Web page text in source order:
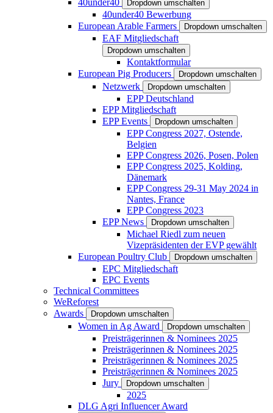
40under40
Dropdown umschalten
40under40 Bewerbung
European Arable Farmers
Dropdown umschalten
EAF Mitgliedschaft
Dropdown umschalten
Kontaktformular
European Pig Producers
Dropdown umschalten
Netzwerk Dropdown umschalten
EPP Deutschland
EPP Mitgliedschaft
EPP Events
Dropdown umschalten
EPP Congress 2027, Ostende,
Belgien
EPP Congress 2026, Posen, Polen
EPP Congress 2025, Kolding,
Dänemark
EPP Congress 29-31 May 2024 in
Nantes, France
EPP Congress 2023
EPP News
Dropdown umschalten
Michael Riedl zum neuen
Vizepräsidenten der EVP gewählt
European Poultry Club
Dropdown umschalten
EPC Mitgliedschaft
EPC Events
Technical Committees
WeReforest
Awards
Dropdown umschalten
Women in Ag Award Dropdown umschalten
Preisträgerinnen & Nominees 2025
Preisträgerinnen & Nominees 2025
Preisträgerinnen & Nominees 2025
Preisträgerinnen & Nominees 2025
Jury
Dropdown umschalten
2025
DLG Agri Influencer Award